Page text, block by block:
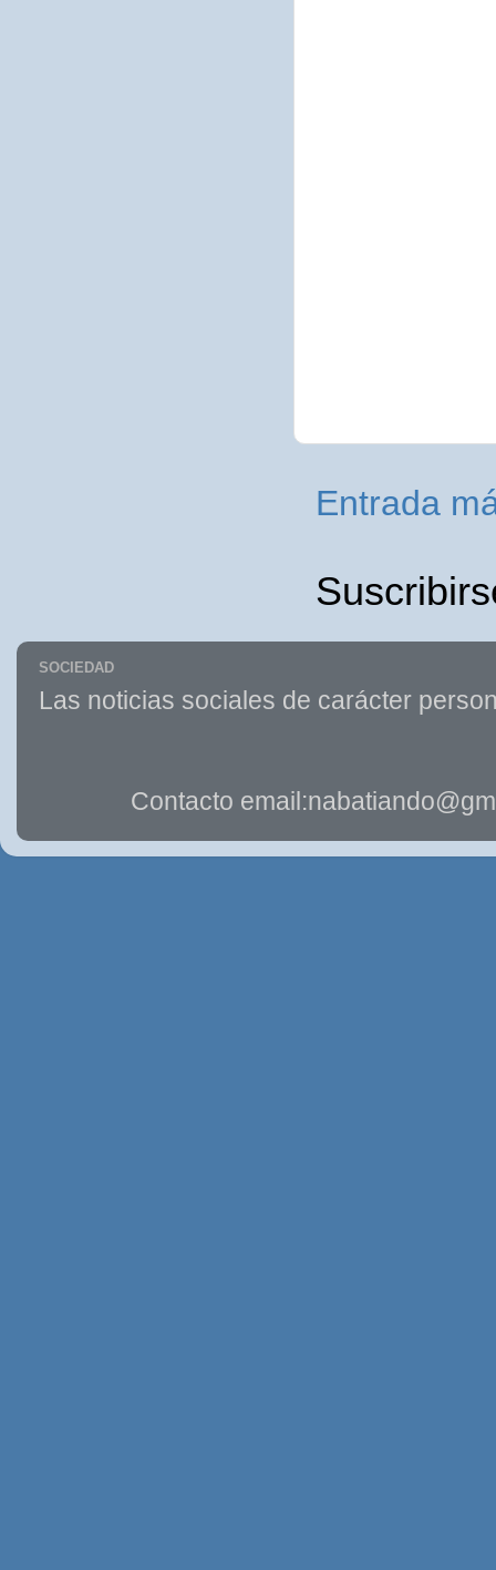
Entrada
SOCIEDAD
Las noticias sociales de carácter
Contacto